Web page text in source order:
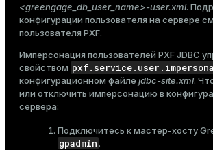
<greengage_db_user_name>-user.xml.
конфигурации пользователя на сервере
пользователя PXF.
Имперсонация пользователей PXF JDBC
свойством
конфигурационном файле jdbc-site.xml.
или отключить имперсонацию в
сервера:
Подключитесь к мастер-хосту
gpadmin .